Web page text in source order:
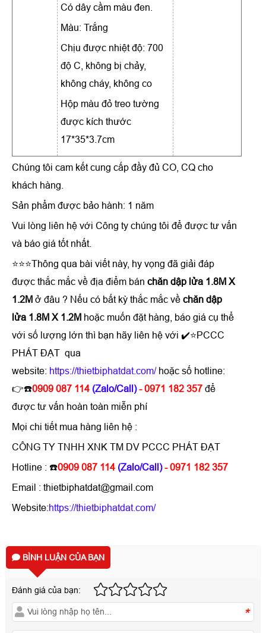
Có dây cầm màu đen.
Màu: Trắng
Chịu được nhiệt độ: 700
độ C, không bị chảy,
không cháy, không co
Hộp màu đỏ treo tường
được kích thước
17*35*3.7cm
Chúng tôi cam kết cung cấp đầy đủ CO, CQ cho
khách hàng.
Sản phẩm được bảo hành: 1 năm
Vui lòng liên hệ với Công ty chúng tôi để được tư vấn
và báo giá tốt nhất.
⭐⭐⭐Thông qua bài viết này, hy vọng đã giải đáp
được thắc mắc về địa điểm bán chăn dập lửa 1.8M X
1.2M ở đâu ? Nếu có bất kỳ thắc mắc về chăn dập
lửa 1.8M X 1.2M hoặc muốn đặt hàng, báo giá cụ thể
với số lượng lớn thì bạn hãy liên hệ với ✔️⭐PCCC
PHÁT ĐẠT qua
website: https://thietbiphatdat.com/ hoặc số hotline:
👉☎️0909 087 114 (Zalo/Call) - 0971 182 357 để
được tư vấn hoàn toàn miễn phí
Mọi chi tiết mua hàng liên hệ :
CÔNG TY TNHH XNK TM DV PCCC PHÁT ĐẠT
Hotline : ☎️0909 087 114 (Zalo/Call) - 0971 182 357
Email : thietbiphatdat@gmail.com
Website:https://thietbiphatdat.com/
BÌNH LUẬN CỦA BẠN
Đánh giá của bạn:
*